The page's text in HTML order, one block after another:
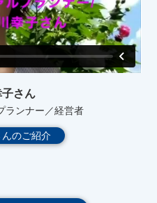
さん
ランナー／経営者
のご紹介